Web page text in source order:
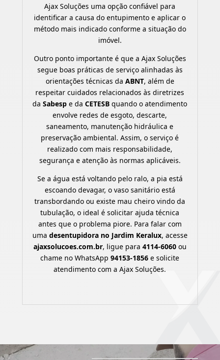
Ajax Soluções uma opção confiável para
identificar a causa do entupimento e aplicar o
método mais indicado conforme a situação do
imóvel.
Outro ponto importante é que a Ajax Soluções
segue boas práticas de serviço alinhadas às
orientações técnicas da ABNT, além de
respeitar cuidados relacionados às diretrizes
daSabesp e daCETESB quando o atendimento
envolve redes de esgoto, descarte,
saneamento, manutenção hidráulica e
preservação ambiental. Assim, o serviço é
realizado com mais responsabilidade,
segurança e atenção às normas aplicáveis.
Se a água está voltando pelo ralo, a pia está
escoando devagar, o vaso sanitário está
transbordando ou existe mau cheiro vindo da
tubulação, o ideal é solicitar ajuda técnica
antes que o problema piore. Para falar com
uma desentupidora no Jardim Keralux, acesse
ajaxsolucoes.com.br, ligue para 4114-6060ou
chame no WhatsApp94153-1856 e solicite
atendimento com a Ajax Soluções.